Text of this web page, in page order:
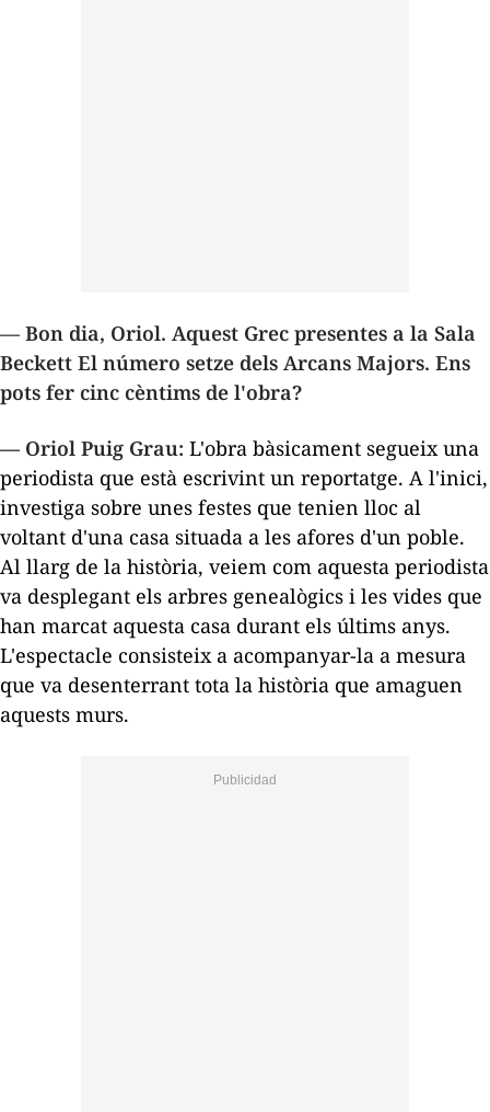
— Bon dia, Oriol. Aquest Grec presentes a la Sala
Beckett El número setze dels Arcans Majors. Ens
pots fer cinc cèntims de l'obra?
— Oriol Puig Grau: L'obra bàsicament segueix una
periodista que està escrivint un reportatge. A l'inici,
investiga sobre unes festes que tenien lloc al
voltant d'una casa situada a les afores d'un poble.
Al llarg de la història, veiem com aquesta periodista
va desplegant els arbres genealògics i les vides que
han marcat aquesta casa durant els últims anys.
L'espectacle consisteix a acompanyar-la a mesura
que va desenterrant tota la història que amaguen
aquests murs.